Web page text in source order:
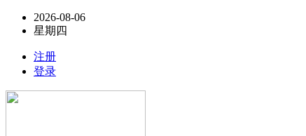
2026-08-06
星期四
注册
登录